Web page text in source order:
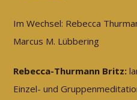
Im Wechsel: Rebecca
Marcus M. Lübbering
Rebecca-Thurmann Britz:
Einzel- und